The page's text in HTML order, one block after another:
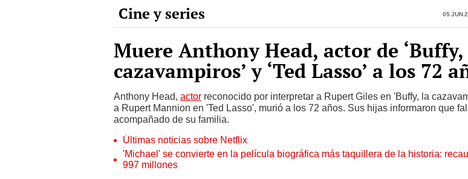
Cine y series 05 Jun
Muere Anthony Head, actor de
cazavampiros’ y ‘Ted Lasso’ a los 72
Anthony Head, actor reconocido por interpretar a Rupert Giles en 'Buffy, la
a Rupert Mannion en 'Ted Lasso', murió a los 72 años. Sus hijas informaron que
acompañado de su familia.
Últimas noticias sobre Netflix
'Michael' se convierte en la película biográfica más taquillera de la historia:
997 millones